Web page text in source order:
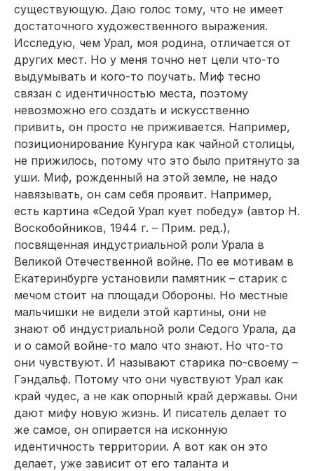
существующую. Даю голос тому, что не имеет
достаточного художественного выражения.
Исследую, чем Урал, моя родина, отличается от
других мест. Но у меня точно нет цели что-то
выдумывать и кого-то поучать. Миф тесно
связан с идентичностью места, поэтому
невозможно его создать и искусственно
привить, он просто не приживается. Например,
позиционирование Кунгура как чайной столицы,
не прижилось, потому что это было притянуто за
уши. Миф, рожденный на этой земле, не надо
навязывать, он сам себя проявит. Например,
есть картина «Седой Урал кует победу» (автор Н.
Воскобойников, 1944 г. – Прим. ред.),
посвященная индустриальной роли Урала в
Великой Отечественной войне. По ее мотивам в
Екатеринбурге установили памятник – старик с
мечом стоит на площади Обороны. Но местные
мальчишки не видели этой картины, они не
знают об индустриальной роли Седого Урала, да
и о самой войне-то мало что знают. Но что-то
они чувствуют. И называют старика по-своему –
Гэндальф. Потому что они чувствуют Урал как
край чудес, а не как опорный край державы. Они
дают мифу новую жизнь. И писатель делает то
же самое, он опирается на исконную
идентичность территории. А вот как он это
делает, уже зависит от его таланта и